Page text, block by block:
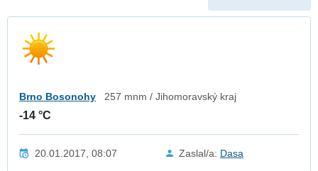
Brno Bosonohy 257 mnm / Jihomoravský kraj
-14 °C
20.01.2017, 08:07 Zaslal/a: Dasa